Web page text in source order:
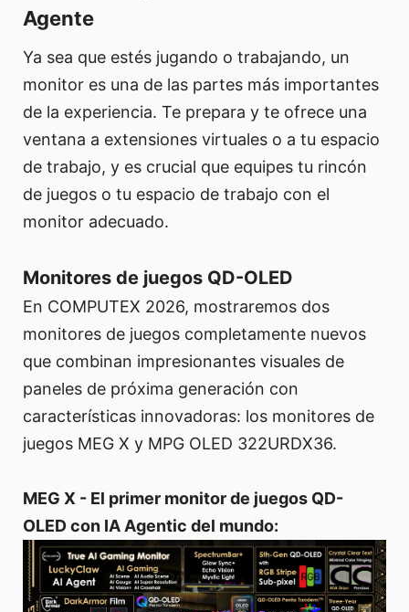
Agente
Ya sea que estés jugando o trabajando, un
monitor es una de las partes más importantes
de la experiencia. Te prepara y te ofrece una
ventana a extensiones virtuales o a tu espacio
de trabajo, y es crucial que equipes tu rincón
de juegos o tu espacio de trabajo con el
monitor adecuado.
Monitores de juegos QD-OLED
En COMPUTEX 2026, mostraremos dos
monitores de juegos completamente nuevos
que combinan impresionantes visuales de
paneles de próxima generación con
características innovadoras: los monitores de
juegos MEG X y MPG OLED 322URDX36.
MEG X - El primer monitor de juegos QD-
OLED con IA Agentic del mundo: